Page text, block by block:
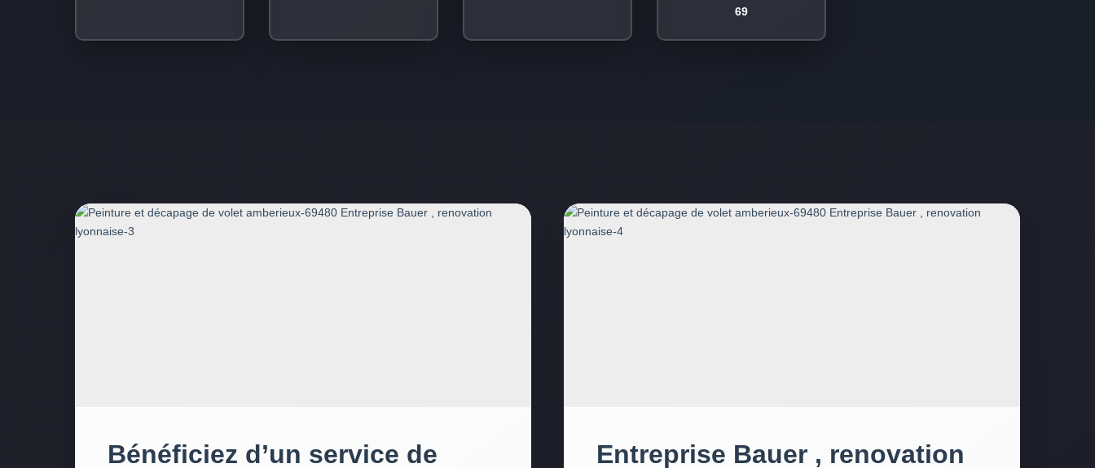
69
Bénéficiez d’un service de Entreprise Bauer , renovation